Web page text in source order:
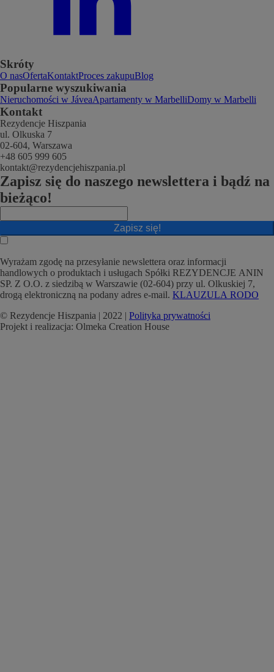
Skróty
O nasOfertaKontaktProces zakupuBlog
Popularne wyszukiwania
Nieruchomości w JáveaApartamenty w MarbelliDomy w Marbelli
Kontakt
Rezydencje Hiszpania
ul. Olkuska 7
02-604, Warszawa
+48 605 999 605
kontakt@rezydencjehiszpania.pl
Zapisz się do naszego newslettera i bądź na
bieżąco!
Zapisz się!
Wyrażam zgodę na przesyłanie newslettera oraz informacji
handlowych o produktach i usługach Spółki REZYDENCJE ANIN
SP. Z O.O. z siedzibą w Warszawie (02-604) przy ul. Olkuskiej 7,
drogą elektroniczną na podany adres e-mail. KLAUZULA RODO
© Rezydencje Hiszpania | 2022 | Polityka prywatności
Projekt i realizacja: Olmeka Creation House